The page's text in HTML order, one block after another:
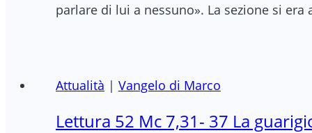
parlare di lui a nessuno». La sezione si
Attualità | Vangelo di Marco
Lettura 52 Mc 7,31- 37 La